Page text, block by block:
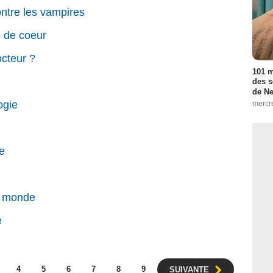
les vampires
de coeur
?
SUIVANTE
4 5 6 7 8 9
101
des
de